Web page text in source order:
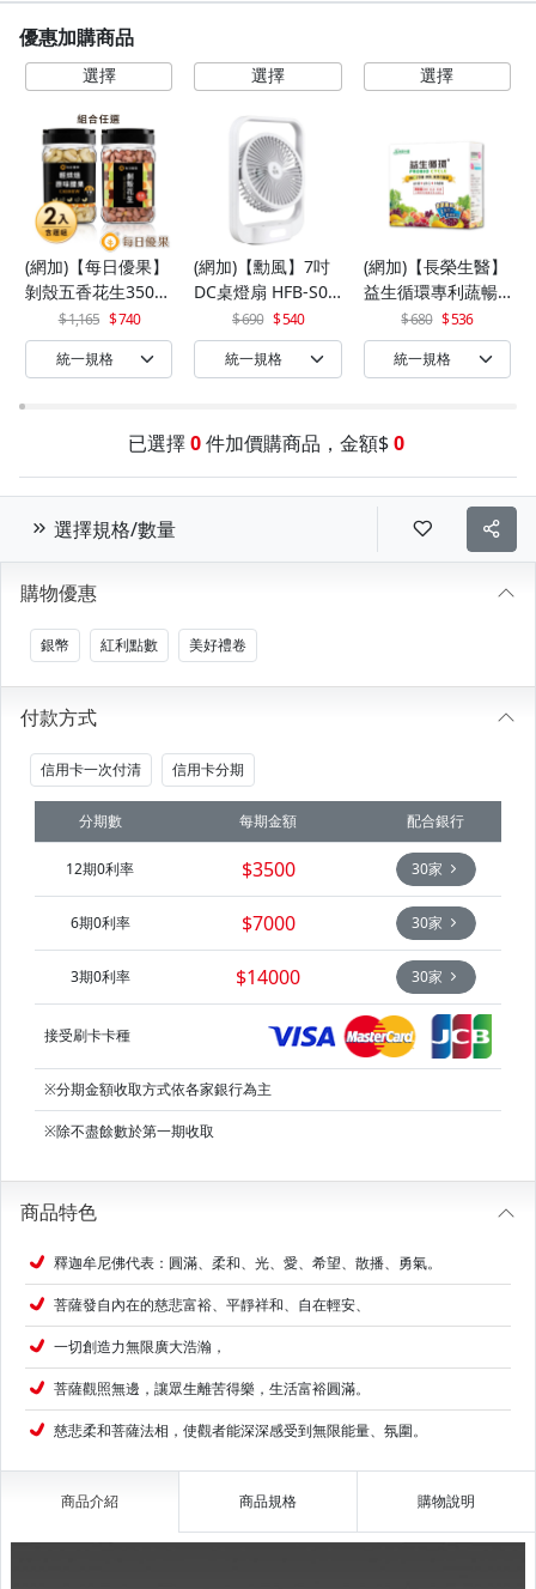
優惠加購商品
(網加)【每日優果】
剝殼五香花生350G
+罐裝原味烘焙腰果
320G
1,165 740
(網加)【勳風】7吋
DC桌燈扇 HFB-S06
690 540
(網加)【長榮生醫】
益生循環專利蔬暢
配方輕體順暢(30包/
盒)x1
680 536
已選擇 0 件加價購商品，金額$ 0
選擇規格/數量
購物優惠
銀幣 紅利點數 美好禮卷
付款方式
信用卡一次付清 信用卡分期
分期數 每期金額 配合銀行
12期0利率 $3500 30家
6期0利率 $7000 30家
3期0利率 $14000 30家
接受刷卡卡種
※分期金額收取方式依各家銀行為主
※除不盡餘數於第一期收取
商品特色
釋迦牟尼佛代表：圓滿、柔和、光、愛、希望、散播、勇氣。
菩薩發自內在的慈悲富裕、平靜祥和、自在輕安、
一切創造力無限廣大浩瀚，
菩薩觀照無邊，讓眾生離苦得樂，生活富裕圓滿。
慈悲柔和菩薩法相，使觀者能深深感受到無限能量、氛圍。
商品介紹 商品規格 購物說明